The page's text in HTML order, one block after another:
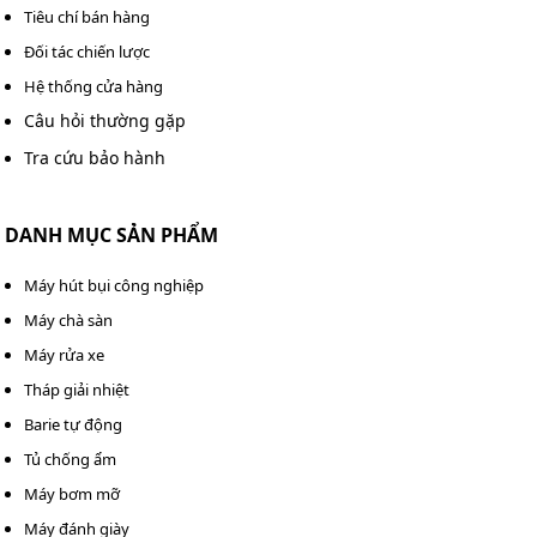
10. Nếu còn bất kỳ thắc mắc gì về sản phẩm hay có nhu
cầu mua thiết bị, vui lòng liên hệ
0983 898 758
Tiêu chí bán hàng
Đối tác chiến lược
Hệ thống cửa hàng
Câu hỏi thường gặp
Tra cứu bảo hành
DANH MỤC SẢN PHẨM
Máy hút bụi công nghiệp
Máy chà sàn
Máy rửa xe
Tháp giải nhiệt
Barie tự động
Tủ chống ẩm
Máy bơm mỡ
Máy đánh giày